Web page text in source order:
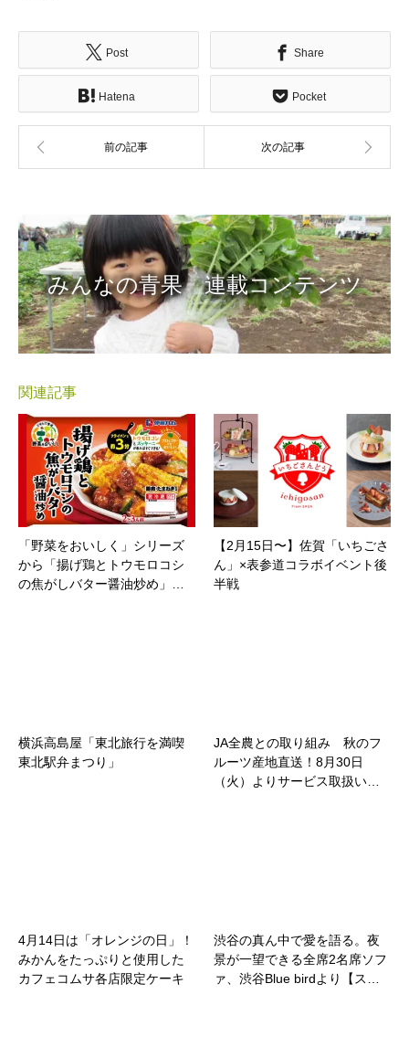
Post Share
Hatena Pocket
みんなの青果 連載コンテンツ
関連記事
「野菜をおいしく」シリーズ
から「揚げ鶏とトウモロコシ
の焦がしバター醤油炒め」…
【2月15日〜】佐賀「いちごさ
ん」×表参道コラボイベント後
半戦
横浜高島屋「東北旅行を満喫
東北駅弁まつり」
JA全農との取り組み 秋のフ
ルーツ産地直送！8月30日
（火）よりサービス取扱い…
4月14日は「オレンジの日」！
みかんをたっぷりと使用した
カフェコムサ各店限定ケーキ
渋谷の真ん中で愛を語る。夜
景が一望できる全席2名席ソフ
ァ、渋谷Blue birdより【ス…